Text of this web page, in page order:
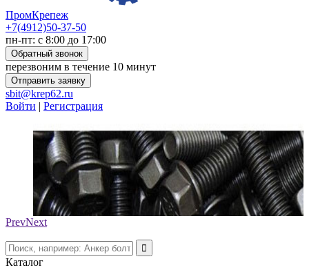
ПромКрепеж
+7(4912)50-37-50
пн-пт: с 8:00 до 17:00
Обратный звонок
перезвоним в течение 10 минут
Отправить заявку
sbit@krep62.ru
Войти | Регистрация
PrevNext
Каталог